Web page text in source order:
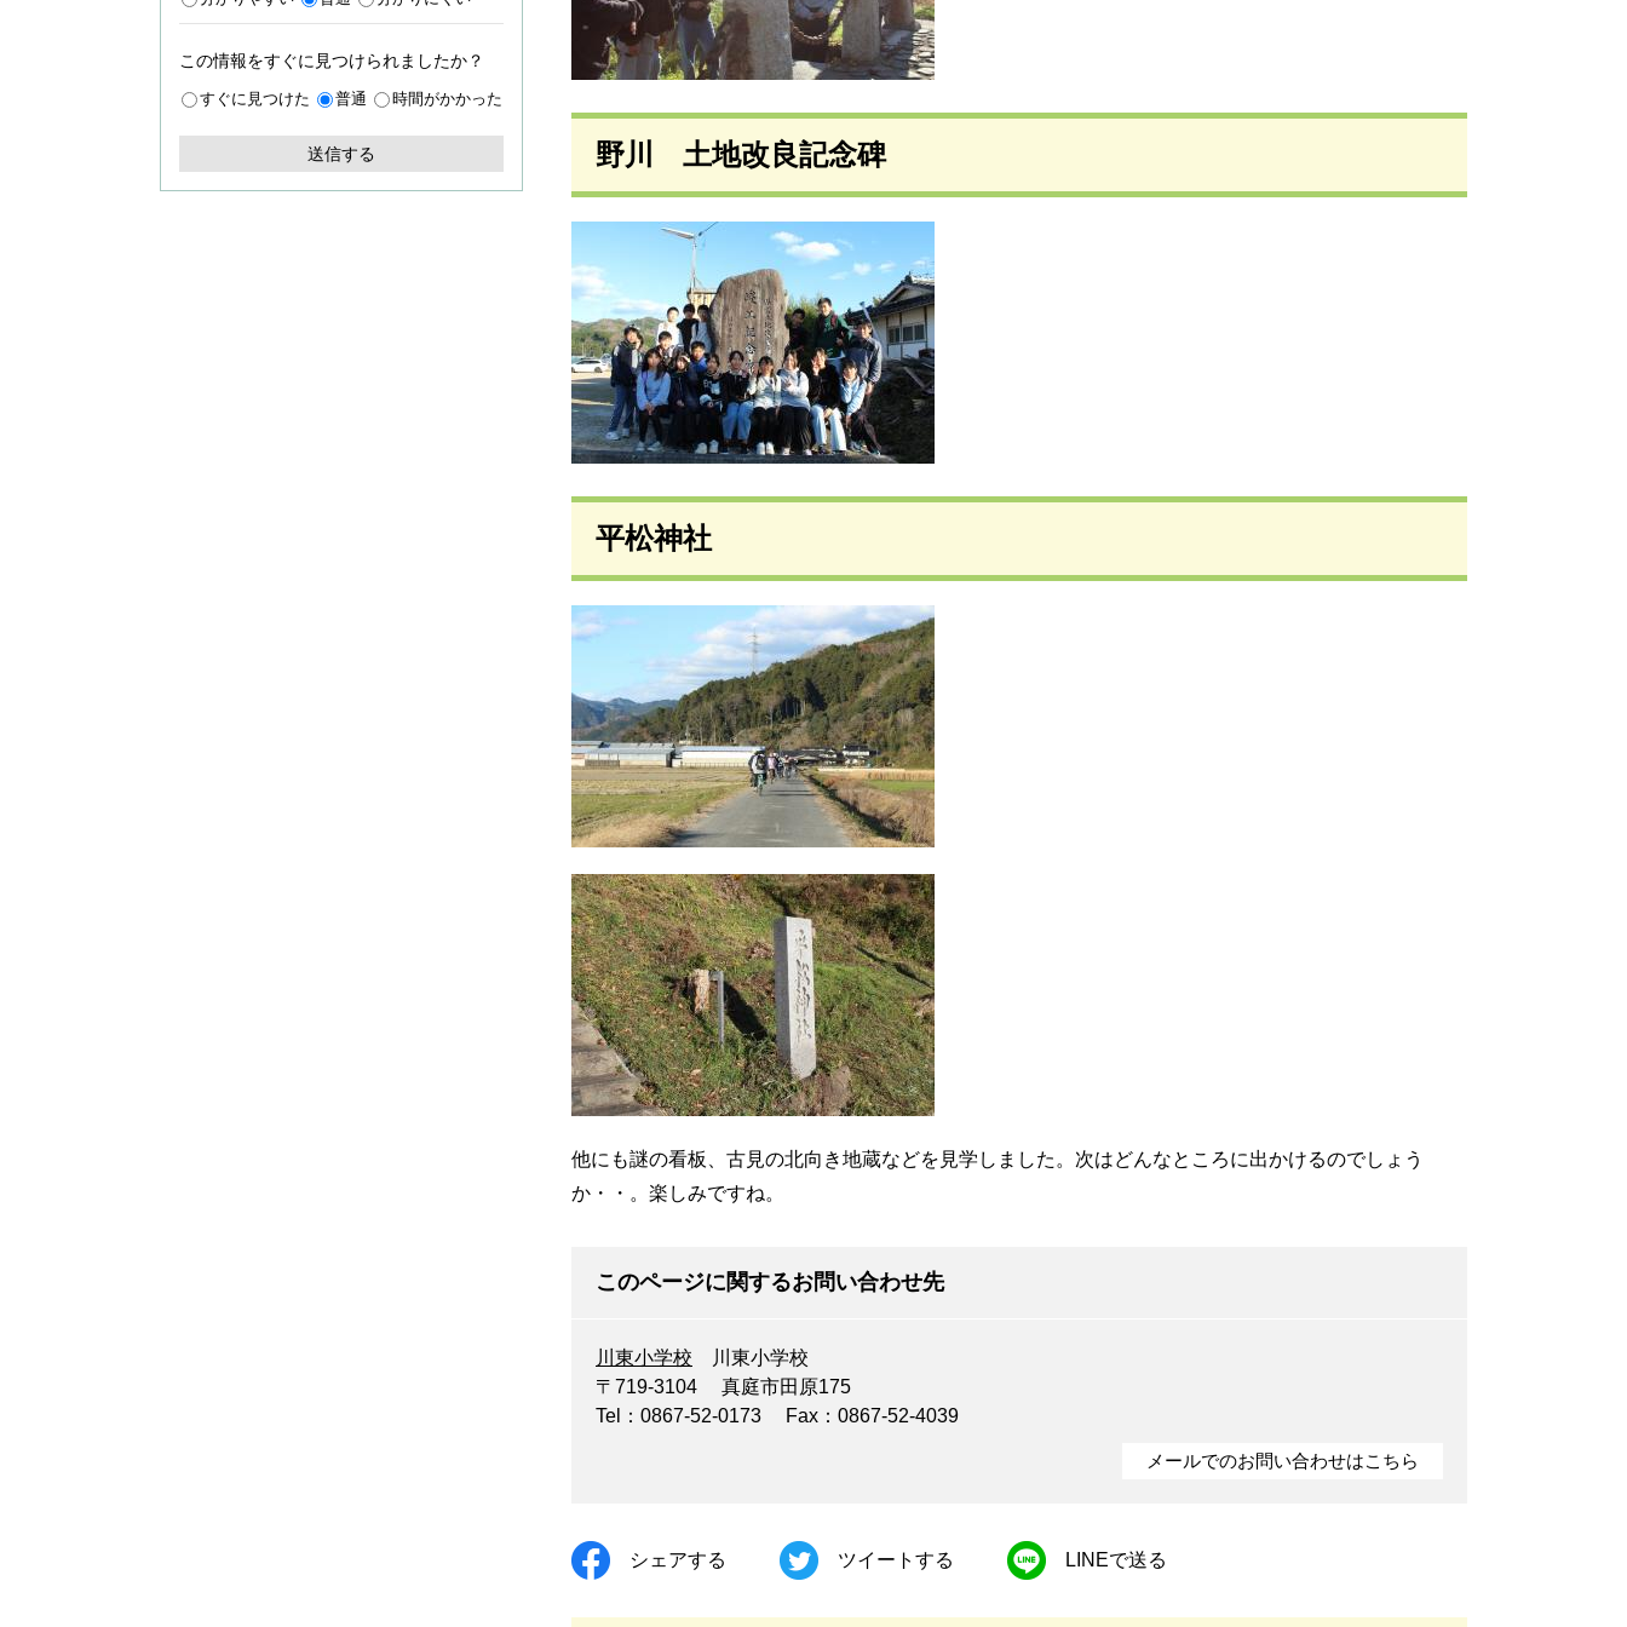
野川 土地改良記念碑
平松神社
他にも謎の看板、古見の北向き地蔵などを見学しました。次はどんなところに出かけるのでしょう
か・・。楽しみですね。
このページに関するお問い合わせ先
川東小学校
川東小学校
〒719-3104
真庭市田原175
Tel：0867-52-0173
Fax：0867-52-4039
メールでのお問い合わせはこちら
シェアする ツイートする LINEで送る
この情報をすぐに見つけられましたか？
すぐに見つけた 普通 時間がかかった